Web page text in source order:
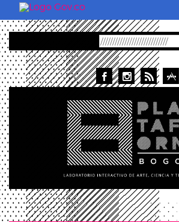
Pasar al contenido principal